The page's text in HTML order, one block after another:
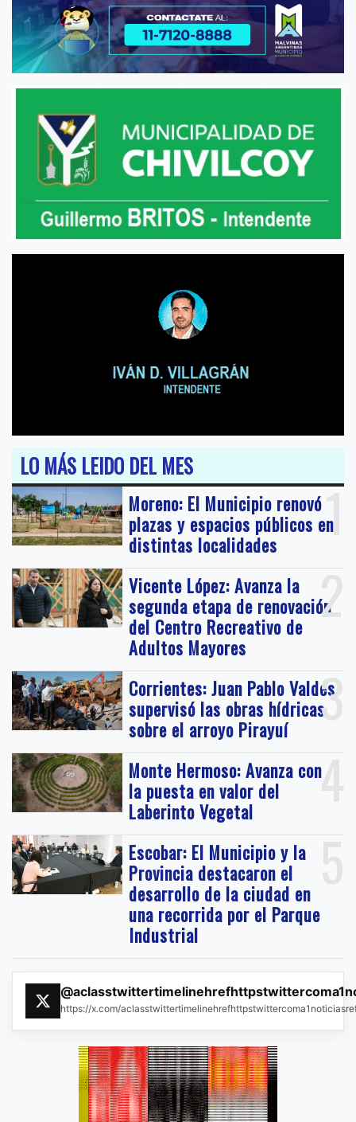
LO MÁS LEIDO DEL MES
1
Moreno: El Municipio renovó
plazas y espacios públicos en
distintas localidades
2
Vicente López: Avanza la
segunda etapa de renovación
del Centro Recreativo de
Adultos Mayores
3
Corrientes: Juan Pablo Valdés
supervisó las obras hídricas
sobre el arroyo Pirayuí
4
Monte Hermoso: Avanza con
la puesta en valor del
Laberinto Vegetal
5
Escobar: El Municipio y la
Provincia destacaron el
desarrollo de la ciudad en
una recorrida por el Parque
Industrial
https://x.com/